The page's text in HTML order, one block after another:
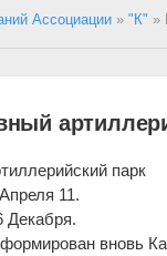
Ассоциации »"К" »
парк
11.
Декабря.
вновь